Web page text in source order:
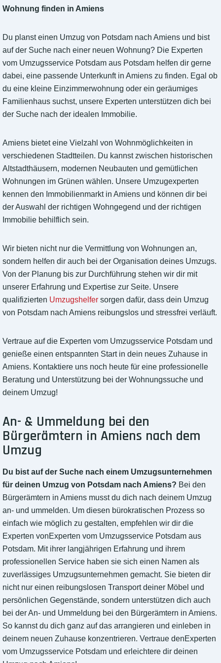
Wohnung finden in Amiens
Du planst einen Umzug von Potsdam nach Amiens und bist
auf der Suche nach einer neuen Wohnung? Die Experten
vom Umzugsservice Potsdam aus Potsdam helfen dir gerne
dabei, eine passende Unterkunft in Amiens zu finden. Egal ob
du eine kleine Einzimmerwohnung oder ein geräumiges
Familienhaus suchst, unsere Experten unterstützen dich bei
der Suche nach der idealen Immobilie.
Amiens bietet eine Vielzahl von Wohnmöglichkeiten in
verschiedenen Stadtteilen. Du kannst zwischen historischen
Altstadthäusern, modernen Neubauten und gemütlichen
Wohnungen im Grünen wählen. Unsere Umzugexperten
kennen den Immobilienmarkt in Amiens und können dir bei
der Auswahl der richtigen Wohngegend und der richtigen
Immobilie behilflich sein.
Wir bieten nicht nur die Vermittlung von Wohnungen an,
sondern helfen dir auch bei der Organisation deines Umzugs.
Von der Planung bis zur Durchführung stehen wir dir mit
unserer Erfahrung und Expertise zur Seite. Unsere
qualifizierten Umzugshelfer sorgen dafür, dass dein Umzug
von Potsdam nach Amiens reibungslos und stressfrei verläuft.
Vertraue auf die Experten vom Umzugsservice Potsdam und
genieße einen entspannten Start in dein neues Zuhause in
Amiens. Kontaktiere uns noch heute für eine professionelle
Beratung und Unterstützung bei der Wohnungssuche und
deinem Umzug!
An- & Ummeldung bei den
Bürgerämtern in Amiens nach dem
Umzug
Du bist auf der Suche nach einem Umzugsunternehmen
für deinen Umzug von Potsdam nach Amiens? Bei den
Bürgerämtern in Amiens musst du dich nach deinem Umzug
an- und ummelden. Um diesen bürokratischen Prozess so
einfach wie möglich zu gestalten, empfehlen wir dir die
Experten vonExperten vom Umzugsservice Potsdam aus
Potsdam. Mit ihrer langjährigen Erfahrung und ihrem
professionellen Service haben sie sich einen Namen als
zuverlässiges Umzugsunternehmen gemacht. Sie bieten dir
nicht nur einen reibungslosen Transport deiner Möbel und
persönlichen Gegenstände, sondern unterstützen dich auch
bei der An- und Ummeldung bei den Bürgerämtern in Amiens.
So kannst du dich ganz auf das arrangieren und einleben in
deinem neuen Zuhause konzentrieren. Vertraue denExperten
vom Umzugsservice Potsdam und erleichtere dir deinen